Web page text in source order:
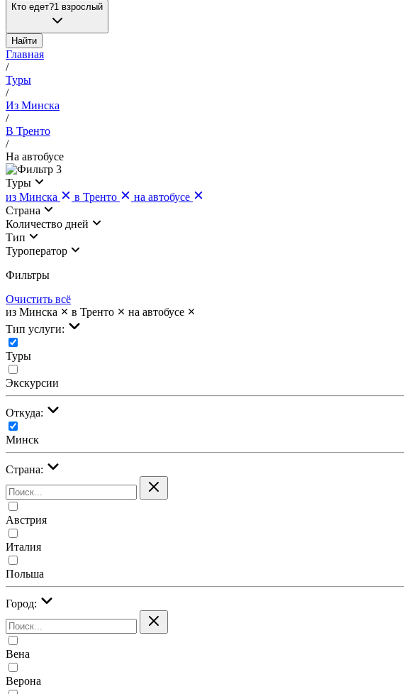
Кто едет?1 взрослый
Найти
Главная
/
Туры
/
Из Минска
/
В Тренто
/
На автобусе
3
Туры
из Минска
в Тренто
на автобусе
Страна
Количество дней
Тип
Туроператор
Фильтры
Очистить всё
из Минска
в Тренто
на автобусе
Тип услуги:
Туры
Экскурсии
Откуда:
Минск
Страна:
Австрия
Италия
Польша
Город:
Вена
Верона